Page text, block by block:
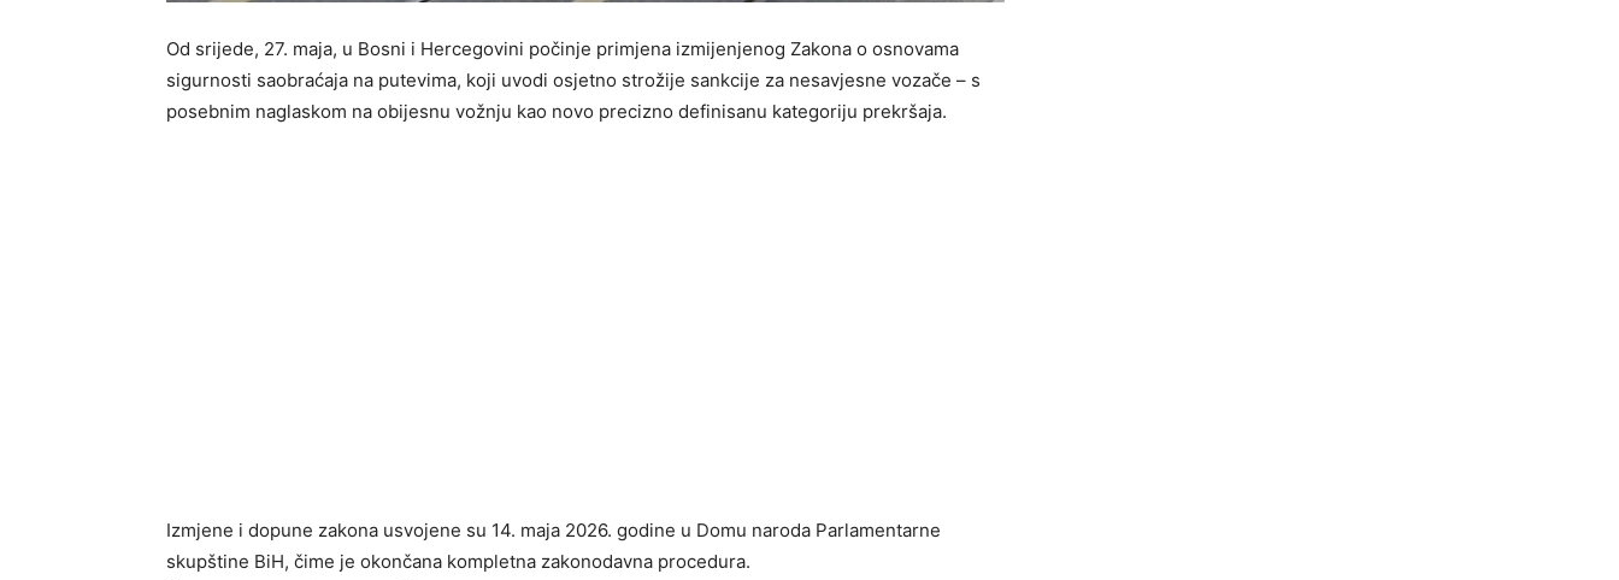
Od srijede, 27. maja, u Bosni i Hercegovini počinje primjena izmijenjenog Zakona o osnovama
sigurnosti saobraćaja na putevima, koji uvodi osjetno strožije sankcije za nesavjesne vozače – s
posebnim naglaskom na obijesnu vožnju kao novo precizno definisanu kategoriju prekršaja.
Izmjene i dopune zakona usvojene su 14. maja 2026. godine u Domu naroda Parlamentarne
skupštine BiH, čime je okončana kompletna zakonodavna procedura.